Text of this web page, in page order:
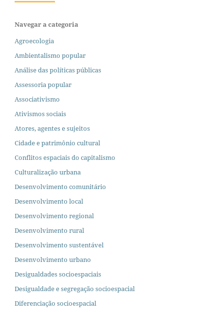
Navegar a categoria
Agroecologia
Ambientalismo popular
Análise das políticas públicas
Assessoria popular
Associativismo
Ativismos sociais
Atores, agentes e sujeitos
Cidade e patrimônio cultural
Conflitos espaciais do capitalismo
Culturalização urbana
Desenvolvimento comunitário
Desenvolvimento local
Desenvolvimento regional
Desenvolvimento rural
Desenvolvimento sustentável
Desenvolvimento urbano
Desigualdades socioespaciais
Desigualdade e segregação socioespacial
Diferenciação socioespacial